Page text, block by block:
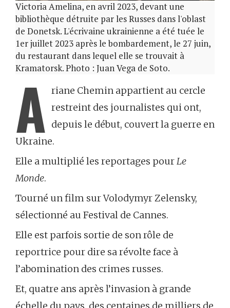
Victoria Amelina, en avril 2023, devant une
bibliothèque détruite par les Russes dans l'oblast
de Donetsk. L'écrivaine ukrainienne a été tuée le
1er juillet 2023 après le bombardement, le 27 juin,
du restaurant dans lequel elle se trouvait à
Kramatorsk. Photo : Juan Vega de Soto.
A riane Chemin appartient au cercle
restreint des journalistes qui ont,
depuis le début, couvert la guerre en
Ukraine.
Elle a multiplié les reportages pourLe
Monde.
Tourné un film sur Volodymyr Zelensky,
sélectionné au Festival de Cannes.
Elle est parfois sortie de son rôle de
reportrice pour dire sa révolte face à
l’abomination des crimes russes.
Et, quatre ans après l’invasion à grande